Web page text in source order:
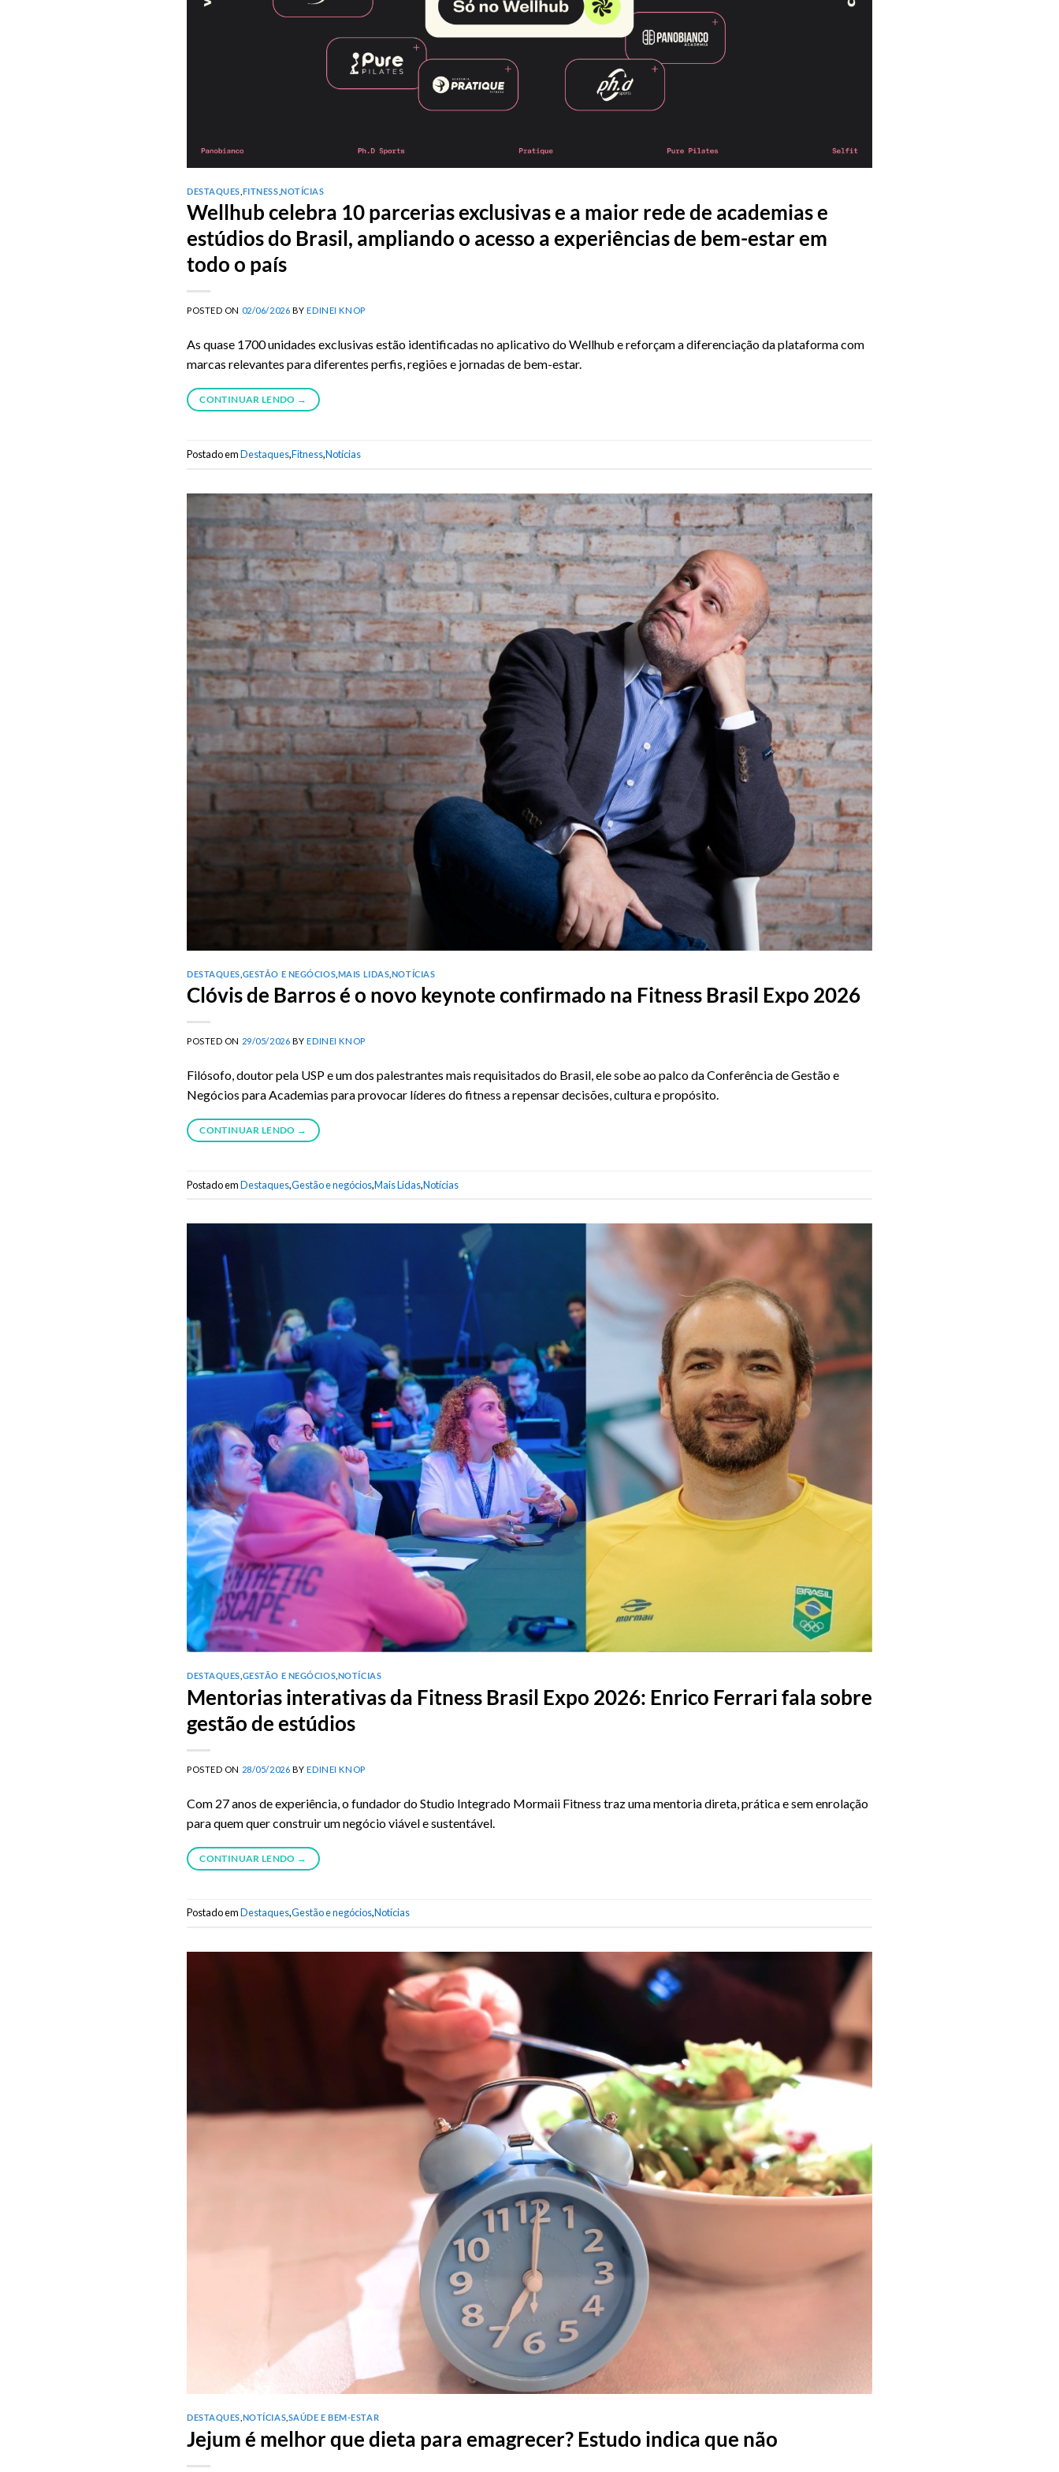
DESTAQUES FITNESS ,NOTÍCIAS
Wellhub celebra 10 parcerias exclusivas e a maior rede de academias e
estúdios do Brasil, ampliando o acesso a experiências de bem-estar em
todo o país
POSTED ON 02/06/2026 BYEDINEI KNOP
As quase 1700 unidades exclusivas estão identificadas no aplicativo do Wellhub e reforçam a diferenciação da plataforma com
marcas relevantes para diferentes perfis, regiões e jornadas de bem-estar.
CONTINUAR LENDO →
Postado emDestaques,Fitness,Notícias
DESTAQUES GESTÃO E NEGÓCIOS MAIS LIDAS NOTÍCIAS
Clóvis de Barros é o novo keynote confirmado na Fitness Brasil Expo 2026
POSTED ON 29/05/2026 BYEDINEI KNOP
Filósofo, doutor pela USP e um dos palestrantes mais requisitados do Brasil, ele sobe ao palco da Conferência de Gestão e
Negócios para Academias para provocar líderes do fitness a repensar decisões, cultura e propósito.
CONTINUAR LENDO →
Postado emDestaques,Gestão e negócios,Mais Lidas,Notícias
DESTAQUES GESTÃO E NEGÓCIOS NOTÍCIAS
Mentorias interativas da Fitness Brasil Expo 2026: Enrico Ferrari fala sobre
gestão de estúdios
POSTED ON 28/05/2026 BYEDINEI KNOP
Com 27 anos de experiência, o fundador do Studio Integrado Mormaii Fitness traz uma mentoria direta, prática e sem enrolação
para quem quer construir um negócio viável e sustentável.
CONTINUAR LENDO →
Postado emDestaques,Gestão e negócios,Notícias
DESTAQUES NOTÍCIAS SAÚDE E BEM-ESTAR
Jejum é melhor que dieta para emagrecer? Estudo indica que não